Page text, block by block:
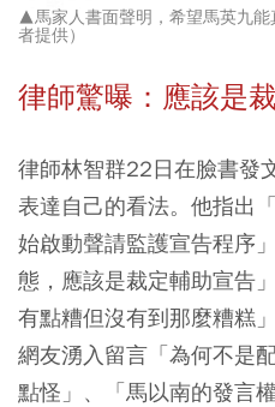
▲馬家人書面聲明，希望馬英九
者提供）
律師驚曝：應該是
律師林智群22日在臉書發
表達自己的看法。他指出
始啟動聲請監護宣告程序
態，應該是裁定輔助宣告
有點糟但沒有到那麼糟糕
網友湧入留言「為何不是
點怪」、「馬以南的發言